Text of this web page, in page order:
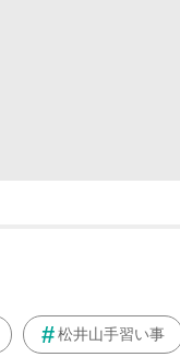
松井山手習い事